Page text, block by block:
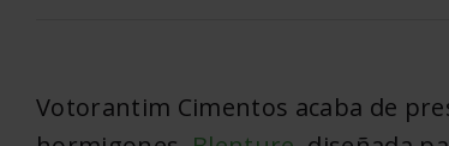
Votorantim Cimentos acaba de